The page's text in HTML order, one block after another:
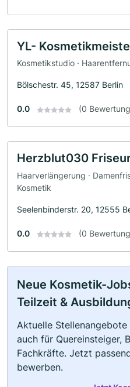
YL-
Kosmetikstudio ·
Bölschestr. 45, 12587 Berlin
0.0 (0
Herzblut030
Haarverlängerung ·
Kosmetik
Seelenbinderstr. 20, 12555
0.0 (0
Neue Kosmetik-
Teilzeit &
Aktuelle
auch für Quereinsteiger,
Fachkräfte. Jetzt
bewerben.